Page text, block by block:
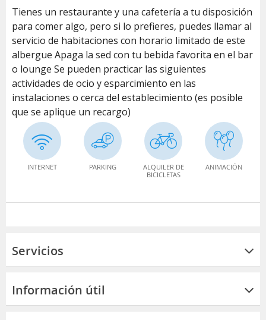
Tienes un restaurante y una cafetería a tu disposición
para comer algo, pero si lo prefieres, puedes llamar al
servicio de habitaciones con horario limitado de este
albergue Apaga la sed con tu bebida favorita en el bar
o lounge Se pueden practicar las siguientes
actividades de ocio y esparcimiento en las
instalaciones o cerca del establecimiento (es posible
que se aplique un recargo)
INTERNET PARKING
ALQUILER DE
BICICLETAS
ANIMACIÓN
Servicios
Información útil